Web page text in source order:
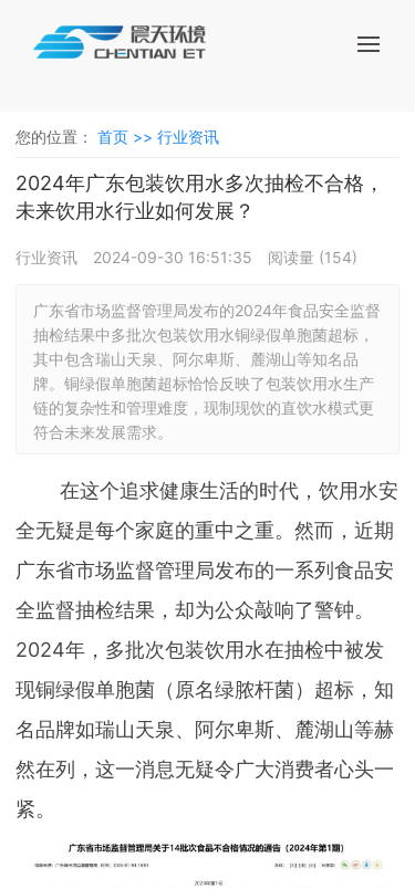
您的位置： 首页 >> 行业资讯
2024年广东包装饮用水多次抽检不合格，
未来饮用水行业如何发展？
行业资讯 2024-09-30 16:51:35 阅读量 (154)
广东省市场监督管理局发布的2024年食品安全监督
抽检结果中多批次包装饮用水铜绿假单胞菌超标，
其中包含瑞山天泉、阿尔卑斯、麓湖山等知名品
牌。铜绿假单胞菌超标恰恰反映了包装饮用水生产
链的复杂性和管理难度，现制现饮的直饮水模式更
符合未来发展需求。
在这个追求健康生活的时代，饮用水安
全无疑是每个家庭的重中之重。然而，近期
广东省市场监督管理局发布的一系列食品安
全监督抽检结果，却为公众敲响了警钟。
2024年，多批次包装饮用水在抽检中被发
现铜绿假单胞菌（原名绿脓杆菌）超标，知
名品牌如瑞山天泉、阿尔卑斯、麓湖山等赫
然在列，这一消息无疑令广大消费者心头一
紧。